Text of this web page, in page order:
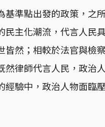
基準點出發的政策，之
民主化潮流，代言人民
皆然；相較於法官與檢
然律師代言人民，政治
經驗中，政治人物面臨